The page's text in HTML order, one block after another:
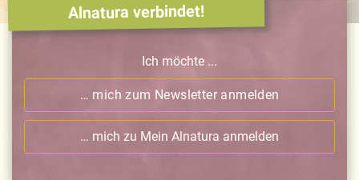
Alnatura verbindet!
Ich möchte ...
… mich zum Newsletter anmelden
… mich zu Mein Alnatura anmelden